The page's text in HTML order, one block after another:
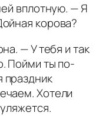
вплотную. — Я
корова?
— У тебя и так
Пойми ты по-
праздник
Хотели